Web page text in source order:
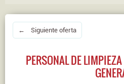
← Siguiente oferta
PERSONAL DE